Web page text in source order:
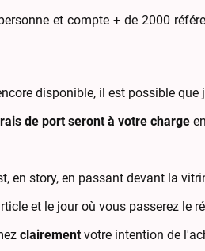
et compte + de 2000
disponible, il est possible que
de port seront à votre charge
en story, en passant devant la
et le jouroù vous passerez le
clairement votre intention de